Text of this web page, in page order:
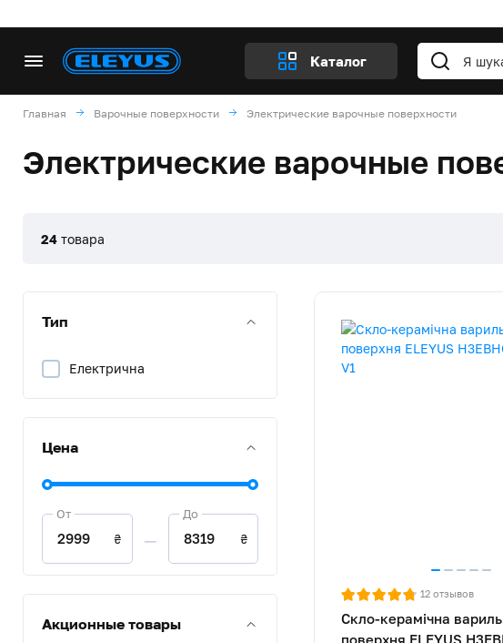
Каталог
Главная Варочные поверхности Электрические варочные поверхности
Электрические варочные
24 товара
Тип
Електрична
Цена
От
₴ —
До
₴
Акционные товары
12 отзывов
Скло-керамічна
поверхня ELEYUS